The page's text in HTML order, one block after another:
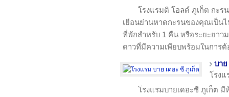
โรงแรมดิ โอลด์ ภูเก็ต กะร
เยือนย่านหาดกะรนของคุณเป็น
ที่พักสำหรับ 1 คืน หรือระยะยาว
ดาวที่มีความเพียบพร้อมในการ
บาย
โรง
โรงแรมบายเดอะซี ภูเก็ต